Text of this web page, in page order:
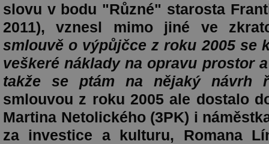
slovu v bodu "Různé" starosta
2011), vznesl mimo jiné ve
smlouvě o výpůjčce z roku 2005 se
veškeré náklady na opravu prostor
takže se ptám na nějaký návrh
smlouvou z roku 2005 ale dostalo
Martina Netolického (3PK) i
za investice a kulturu, Romana